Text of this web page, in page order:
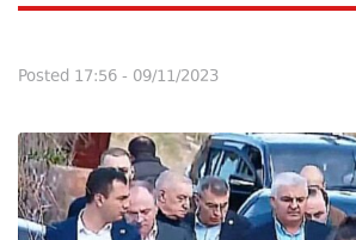
Posted 17:56 - 09/11/2023